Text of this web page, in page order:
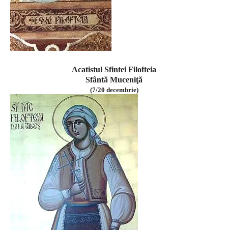
Acatistul Sfintei Filofteia
Sfântă Muceniţă
(7/20 decembrie)